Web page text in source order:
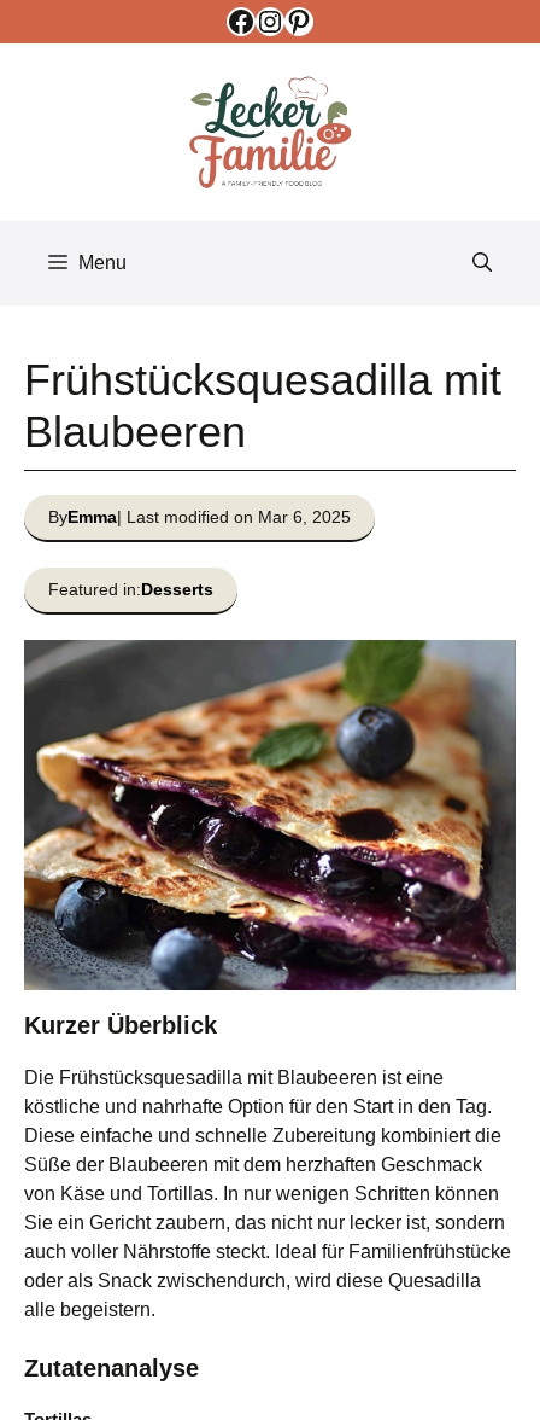
Facebook
Instagram
Pinterest
Menu
Frühstücksquesadilla mit
Blaubeeren
ByEmma| Last modified on Mar 6, 2025
Featured in:Desserts
Kurzer Überblick
Die Frühstücksquesadilla mit Blaubeeren ist eine
köstliche und nahrhafte Option für den Start in den Tag.
Diese einfache und schnelle Zubereitung kombiniert die
Süße der Blaubeeren mit dem herzhaften Geschmack
von Käse und Tortillas. In nur wenigen Schritten können
Sie ein Gericht zaubern, das nicht nur lecker ist, sondern
auch voller Nährstoffe steckt. Ideal für Familienfrühstücke
oder als Snack zwischendurch, wird diese Quesadilla
alle begeistern.
Zutatenanalyse